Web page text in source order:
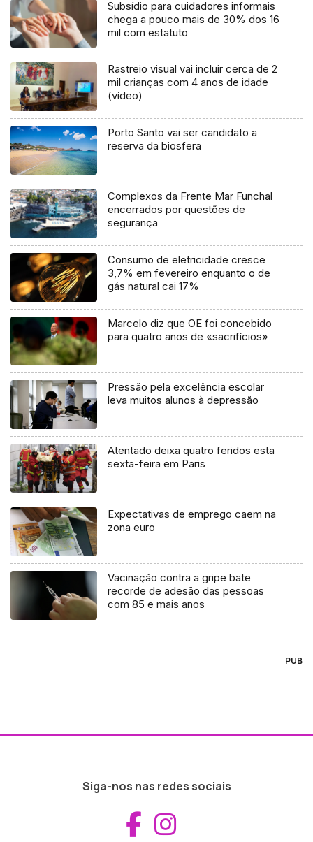
Subsídio para cuidadores informais
chega a pouco mais de 30% dos 16
mil com estatuto
Rastreio visual vai incluir cerca de 2
mil crianças com 4 anos de idade
(vídeo)
Porto Santo vai ser candidato a
reserva da biosfera
Complexos da Frente Mar Funchal
encerrados por questões de
segurança
Consumo de eletricidade cresce
3,7% em fevereiro enquanto o de
gás natural cai 17%
Marcelo diz que OE foi concebido
para quatro anos de «sacrifícios»
Pressão pela excelência escolar
leva muitos alunos à depressão
Atentado deixa quatro feridos esta
sexta-feira em Paris
Expectativas de emprego caem na
zona euro
Vacinação contra a gripe bate
recorde de adesão das pessoas
com 85 e mais anos
PUB
Siga-nos nas redes sociais
Aceder ao